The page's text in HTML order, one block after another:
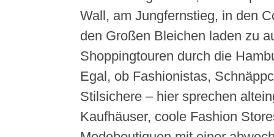
Wall, am Jungfernstieg, in den
den Großen Bleichen laden zu
Shoppingtouren durch die
Egal, ob Fashionistas,
Stilsichere – hier sprechen
Kaufhäuser, coole Fashion